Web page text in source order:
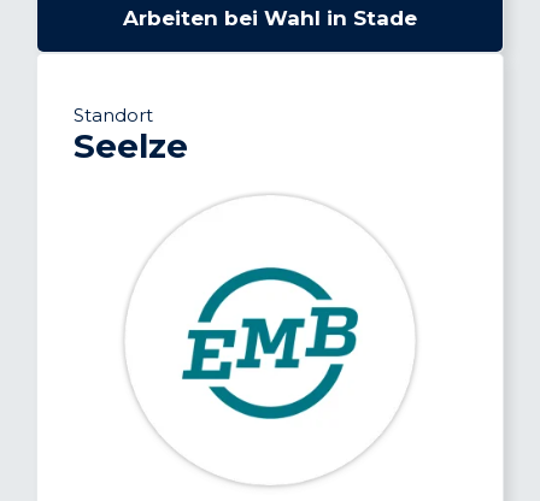
Arbeiten bei Wahl in Stade
Standort
Seelze